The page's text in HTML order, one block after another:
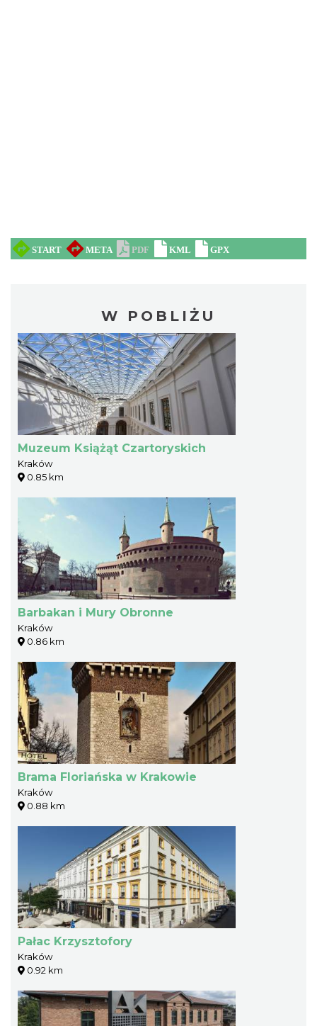
W POBLIŻU
Muzeum Książąt Czartoryskich
Kraków
0.85 km
Barbakan i Mury Obronne
Kraków
0.86 km
Brama Floriańska w Krakowie
Kraków
0.88 km
Pałac Krzysztofory
Kraków
0.92 km